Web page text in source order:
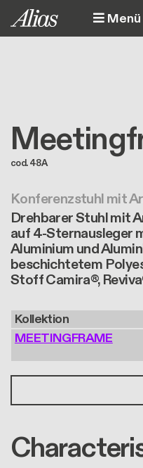
Direkt zum Inhalt
Menü
cod. 48A
Konferenzstuhl mit
Drehbarer Stuhl mit
auf 4-Sternausleger
Aluminium und
beschichtetem
Stoff Camira®,
Kollektion
MEETINGFRAME